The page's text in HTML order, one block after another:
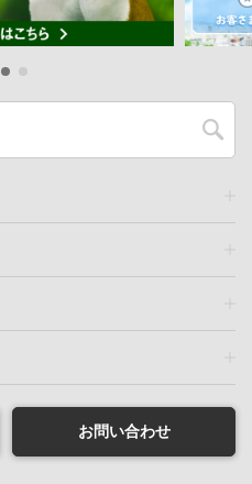
お問い合わせ